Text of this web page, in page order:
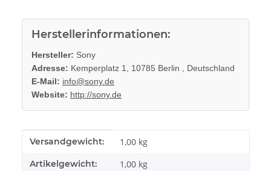
Herstellerinformationen:
Hersteller: Sony
Adresse: Kemperplatz 1, 10785 Berlin , Deutschland
E-Mail: info@sony.de
Website: http://sony.de
Produkteigenschaft
Wert
Versandgewicht: 1,00 kg
Artikelgewicht: 1,00 kg